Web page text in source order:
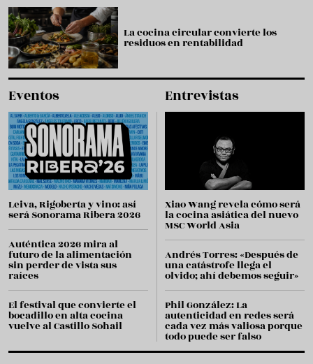
La cocina circular convierte los
residuos en rentabilidad
Eventos
Leiva, Rigoberta y vino: así
será Sonorama Ribera 2026
Auténtica 2026 mira al
futuro de la alimentación
sin perder de vista sus
raíces
El festival que convierte el
bocadillo en alta cocina
vuelve al Castillo Sohail
Entrevistas
Xiao Wang revela cómo será
la cocina asiática del nuevo
MSC World Asia
Andrés Torres: «Después de
una catástrofe llega el
olvido; ahí debemos seguir»
Phil González: La
autenticidad en redes será
cada vez más valiosa porque
todo puede ser falso